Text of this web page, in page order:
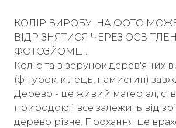
КОЛІР ВИРОБУ НА ФОТО
ВІДРІЗНЯТИСЯ ЧЕРЕЗ
ФОТОЗЙОМЦІ!
Колір та візерунок дерев'яних
(фігурок, кілець, намистин)
Дерево - це живий матеріал,
природою і все залежить від
дерево різне. Прохання це